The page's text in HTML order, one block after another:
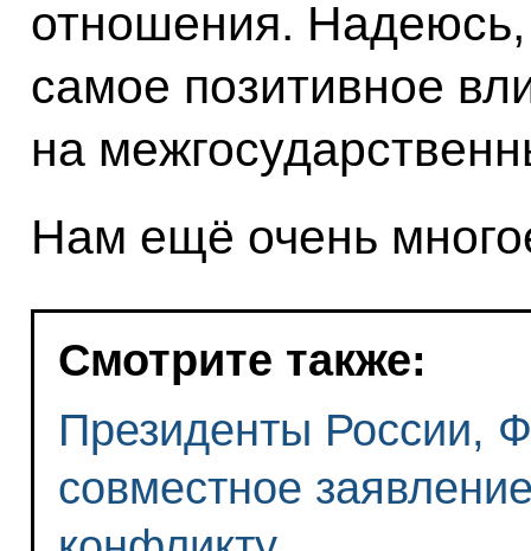
отношения. Надеюсь,
самое позитивное
на
Нам ещё очень
Смотрите также:
Президенты России,
совместное